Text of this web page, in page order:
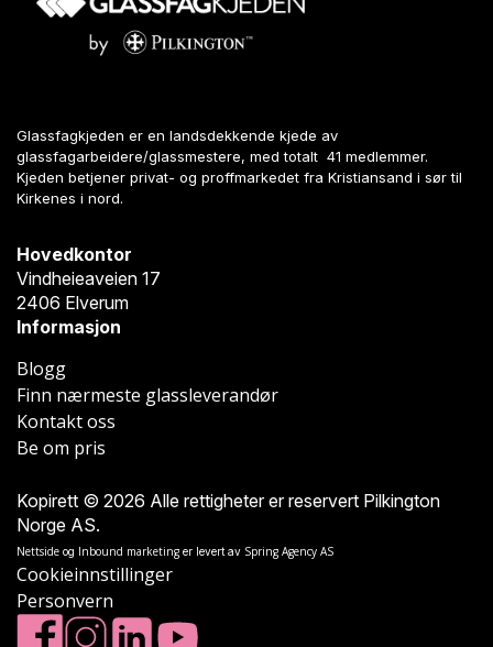
Glassfagkjeden er en landsdekkende kjede av
glassfagarbeidere/glassmestere, med totalt 41 medlemmer.
Kjeden betjener privat- og proffmarkedet fra Kristiansand i sør til
Kirkenes i nord.
Hovedkontor
Vindheieaveien 17
2406 Elverum
Informasjon
Blogg
Finn nærmeste glassleverandør
Kontakt oss
Be om pris
Kopirett © 2026 Alle rettigheter er reservert Pilkington
Norge AS.
Nettside og Inbound marketing er levert av Spring Agency AS
Cookieinnstillinger
Personvern